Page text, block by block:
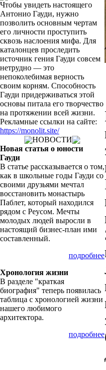
Чтобы увидеть настоящего
Антонио Гауди, нужно
позволить основным чертам
его личности проступить
сквозь наслоения мифа. Для
каталон­цев проследить
источник гения Гауди совсем
не­трудно — это
непоколебимая верность
своим корням. Способность
Гауди придерживаться этой
основы питала его творчество
на протяжении всей жизни.
Рекламные ссылки на сайте:
https://monolit.site/
НОВОСТИ
Новая статья о юности
Гауди
В статье рассказывается о том,
как в школьные годы Гауди со
своими друзьями мечтал
восстановить монастырь
Паблет, который находился
рядом с Реусом. Мечты
молодых людей выросли в
настоящий бизнес-план ими
составленный.
подробнее
Хронология жизни
В разделе "краткая
биография" теперь появилась
таблица с хронологией жизни
нашего любимого
архитектора.
подробнее